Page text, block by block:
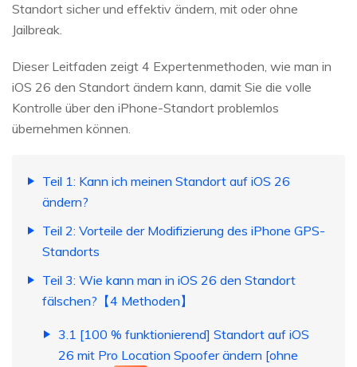
Standort sicher und effektiv ändern, mit oder ohne
Jailbreak.
Dieser Leitfaden zeigt 4 Expertenmethoden, wie man in
iOS 26 den Standort ändern kann, damit Sie die volle
Kontrolle über den iPhone-Standort problemlos
übernehmen können.
Teil 1: Kann ich meinen Standort auf iOS 26
ändern?
Teil 2: Vorteile der Modifizierung des iPhone GPS-
Standorts
Teil 3: Wie kann man in iOS 26 den Standort
fälschen?【4 Methoden】
3.1 [100 % funktionierend] Standort auf iOS
26 mit Pro Location Spoofer ändern [ohne